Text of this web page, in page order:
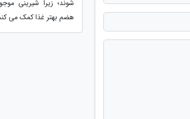
شوند؛ زیرا شیرینی
هضم بهتر غذا کمک می